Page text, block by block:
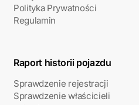
Polityka Prywatności
Regulamin
Raport historii pojazdu
Sprawdzenie rejestracji
Sprawdzenie właścicieli